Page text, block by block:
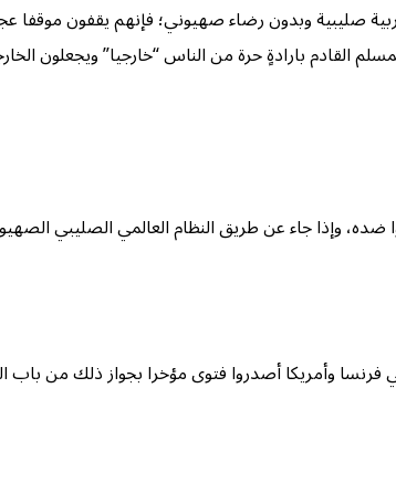
صليبية وبدون رضاء صهيوني؛ فإنهم يقفون
القادم بارادةٍ حرة من الناس “خارجيا” ويجعلون
ضده، وإذا جاء عن طريق النظام العالمي الصليبي
فرنسا وأمريكا أصدروا فتوى مؤخرا بجواز ذلك من